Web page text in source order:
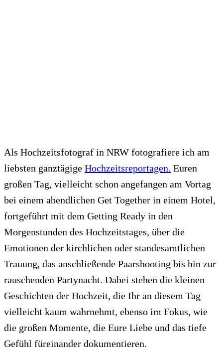
Als Hochzeitsfotograf in NRW fotografiere ich am
liebsten ganztägige Hochzeitsreportagen. Euren
großen Tag, vielleicht schon angefangen am Vortag
bei einem abendlichen Get Together in einem Hotel,
fortgeführt mit dem Getting Ready in den
Morgenstunden des Hochzeitstages, über die
Emotionen der kirchlichen oder standesamtlichen
Trauung, das anschließende Paarshooting bis hin zur
rauschenden Partynacht. Dabei stehen die kleinen
Geschichten der Hochzeit, die Ihr an diesem Tag
vielleicht kaum wahrnehmt, ebenso im Fokus, wie
die großen Momente, die Eure Liebe und das tiefe
Gefühl füreinander dokumentieren.